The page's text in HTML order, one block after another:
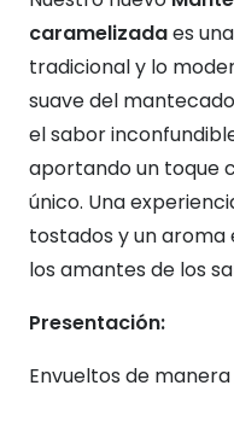
caramelizadaes
tradicional y lo
suave del
el sabor
aportando un toque
único. Una
tostados y un
los amantes de los
Presentación:
Envueltos de